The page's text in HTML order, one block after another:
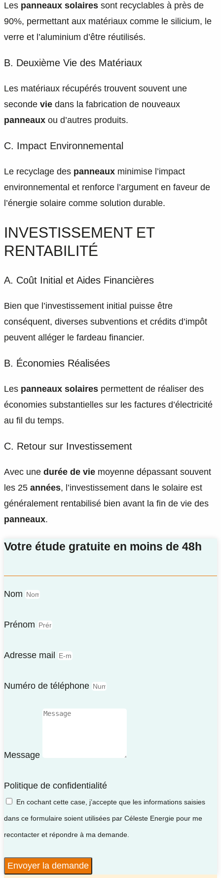
Les panneaux solaires sont recyclables à près de
90%, permettant aux matériaux comme le silicium, le
verre et l’aluminium d’être réutilisés.
B. Deuxième Vie des Matériaux
Les matériaux récupérés trouvent souvent une
seconde vie dans la fabrication de nouveaux
panneaux ou d’autres produits.
C. Impact Environnemental
Le recyclage des panneaux minimise l’impact
environnemental et renforce l’argument en faveur de
l’énergie solaire comme solution durable.
INVESTISSEMENT ET
RENTABILITÉ
A. Coût Initial et Aides Financières
Bien que l’investissement initial puisse être
conséquent, diverses subventions et crédits d’impôt
peuvent alléger le fardeau financier.
B. Économies Réalisées
Les panneaux solaires permettent de réaliser des
économies substantielles sur les factures d’électricité
au fil du temps.
C. Retour sur Investissement
Avec une durée de vie moyenne dépassant souvent
les 25 années, l’investissement dans le solaire est
généralement rentabilisé bien avant la fin de vie des
panneaux.
Votre étude gratuite en moins de 48h
Nom
Prénom
Adresse mail
Numéro de téléphone
Message
Politique de confidentialité
En cochant cette case, j’accepte que les informations saisies
dans ce formulaire soient utilisées par Céleste Energie pour me
recontacter et répondre à ma demande.
Envoyer la demande